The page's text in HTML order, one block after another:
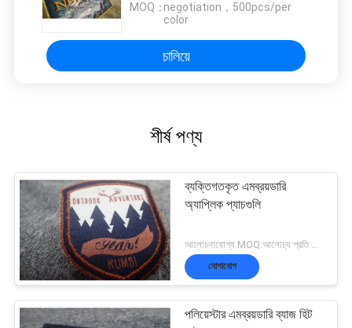
MOQ：negotiation，500pcs/per
color
চালিয়ে
শীর্ষ পণ্য
ব্যক্তিগতকৃত এমব্রয়ডারি
অ্যাপ্লিক প্যাচগুলি
যোগাযোগ
পলিয়েস্টার এমব্রয়ডারি ব্যাজ হিট